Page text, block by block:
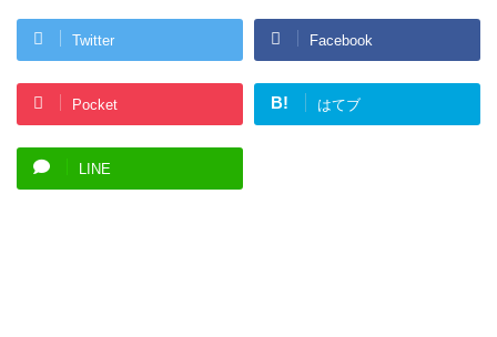
Twitter Facebook
Pocket B! はてブ
LINE